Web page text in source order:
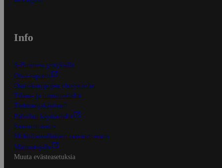
Info
S-Business yrityksille
Oiva-raportit
Osuuskauppojen yhteystiedot
Tilaus- ja toimitusehdot
Tietosuojakäytäntö
Palvelun käyttöehdot
Saavutettavuus
Mobiilisovelluksen saavutettavuus
Mainostajalle
Muuta evästeasetuksia